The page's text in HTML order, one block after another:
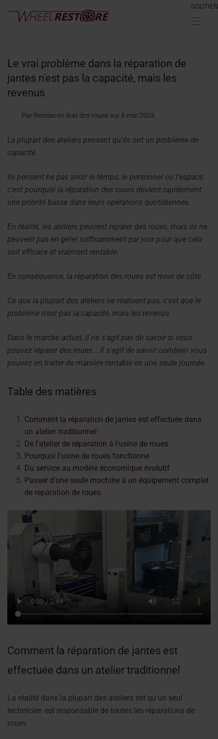
SOUTIEN
Le vrai problème dans la réparation de
jantes n'est pas la capacité, mais les
revenus
Par Remise en état des roues sur 8 mai 2026
La plupart des ateliers pensent qu'ils ont un problème de
capacité.
Ils pensent ne pas avoir le temps, le personnel ou l'espace,
c'est pourquoi la réparation des roues devient rapidement
une priorité basse dans leurs opérations quotidiennes.
En réalité, les ateliers peuvent réparer des roues, mais ils ne
peuvent pas en gérer suffisamment par jour pour que cela
soit efficace et vraiment rentable.
En conséquence, la réparation des roues est mise de côté.
Ce que la plupart des ateliers ne réalisent pas, c'est que le
problème n'est pas la capacité, mais les revenus.
Dans le marché actuel, il ne s'agit pas de savoir si vous
pouvez réparer des roues... Il s'agit de savoir combien vous
pouvez en traiter de manière rentable en une seule journée.
Table des matières
Comment la réparation de jantes est effectuée dans
un atelier traditionnel
De l'atelier de réparation à l'usine de roues
Pourquoi l'usine de roues fonctionne
Du service au modèle économique évolutif
Passer d'une seule machine à un équipement complet
de réparation de roues
Comment la réparation de jantes est
effectuée dans un atelier traditionnel
La réalité dans la plupart des ateliers est qu'un seul
technicien est responsable de toutes les réparations de
roues.